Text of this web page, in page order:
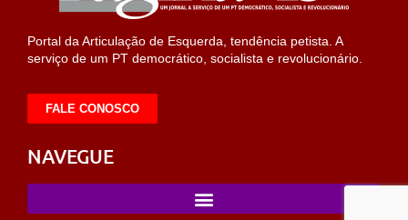
Portal da Articulação de Esquerda, tendência petista. A
serviço de um PT democrático, socialista e revolucionário.
FALE CONOSCO
NAVEGUE